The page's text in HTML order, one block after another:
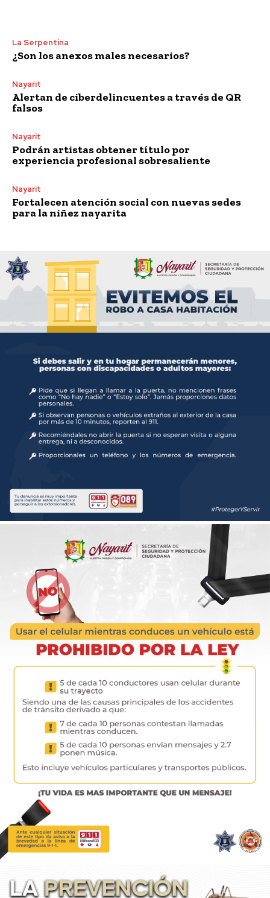
La Serpentina
¿Son los anexos males necesarios?
Nayarit
Alertan de ciberdelincuentes a través de QR
falsos
Nayarit
Podrán artistas obtener título por
experiencia profesional sobresaliente
Nayarit
Fortalecen atención social con nuevas sedes
para la niñez nayarita